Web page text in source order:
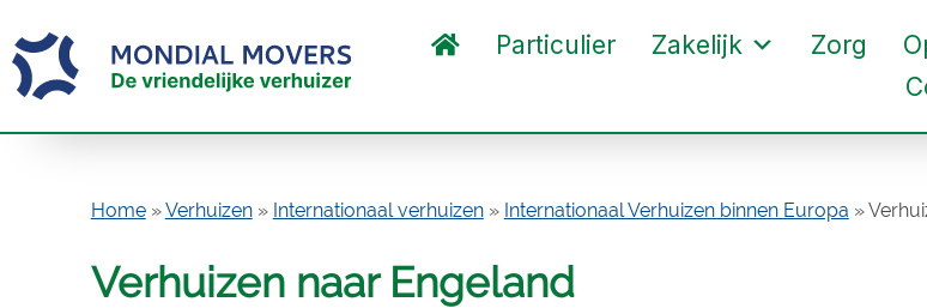
Particulier Zakelijk Zorg
Home»Verhuizen» Internationaal verhuizen» Internationaal Verhuizen binnen Europa »
Verhuizen naar Engeland